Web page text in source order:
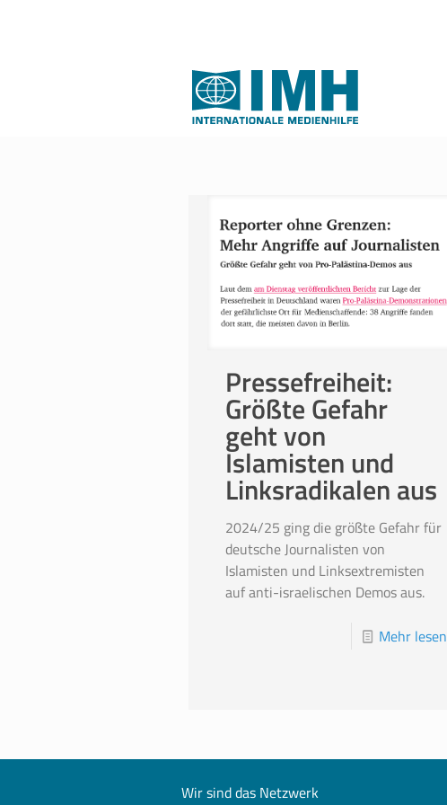
Pressefreiheit:
Größte Gefahr
geht von
Islamisten und
Linksradikalen aus
2024/25 ging die größte Gefahr für
deutsche Journalisten von
Islamisten und Linksextremisten
auf anti-israelischen Demos aus.
Mehr lesen
Wir sind das Netzwerk